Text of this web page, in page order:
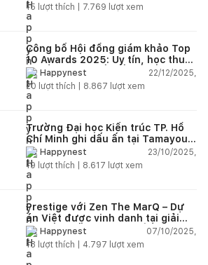
15 lượt thích | 7.769 lượt xem
Công bố Hội đồng giám khảo Top
10 Awards 2025: Uy tín, học thuật
và tầm nhìn thiết kế mới
Happynest
22/12/2025,
20 lượt thích | 8.867 lượt xem
Trường Đại học Kiến trúc TP. Hồ
Chí Minh ghi dấu ấn tại Tamayouz
Awards for Excellence 2024
Happynest
23/10/2025,
19 lượt thích | 8.617 lượt xem
Prestige với Zen The MarQ – Dự
án Việt được vinh danh tại giải
thưởng kiến trúc châu Á 2025
Happynest
07/10/2025,
18 lượt thích | 4.797 lượt xem